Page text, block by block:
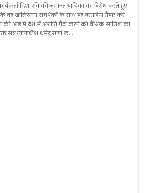
दिशा रवि की जमानत याचिका का विरोध करते हुए
वह खालिस्तान समर्थकों के साथ यह दस्तावेज तैयार कर
की आड़ में देश में अशांति पैदा करने की वैश्विक साजिश का
सत्र न्यायाधीश धर्मेंद्र राणा के…